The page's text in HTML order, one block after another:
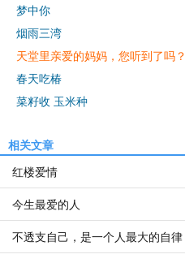
梦中你
烟雨三湾
天堂里亲爱的妈妈，您听到了吗？
春天吃椿
菜籽收 玉米种
相关文章
红楼爱情
今生最爱的人
不透支自己，是一个人最大的自律